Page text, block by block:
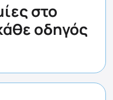
στο
οδηγός